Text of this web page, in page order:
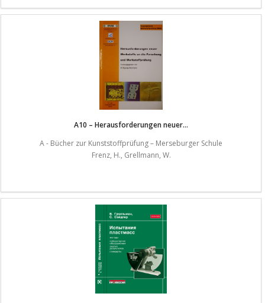
A10 – Herausforderungen neuer...
A - Bücher zur Kunststoffprüfung – Merseburger Schule
Frenz, H., Grellmann, W.